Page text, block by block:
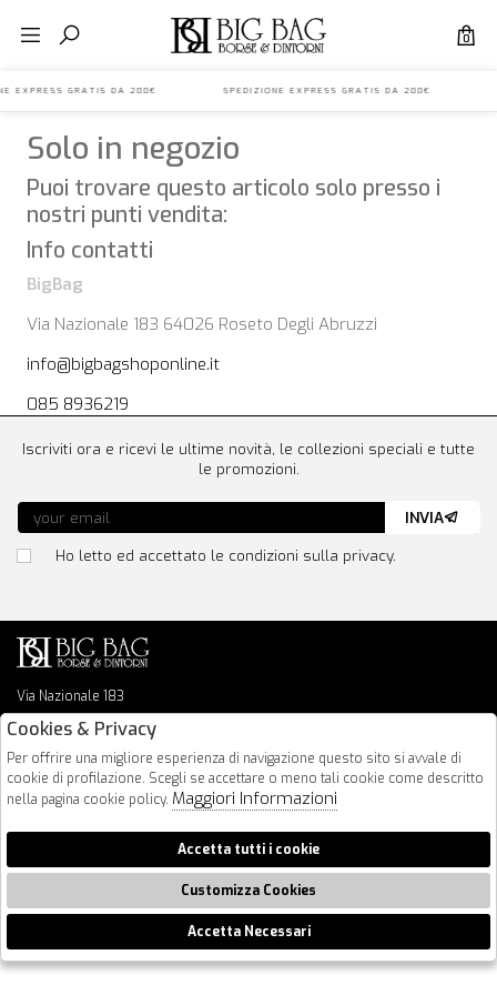
0
EXPRESS GRATIS DA 200€ SPEDIZIONE EXPRESS GRATIS DA
Solo in negozio
Puoi trovare questo articolo solo presso i
nostri punti vendita:
Info contatti
BigBag
Via Nazionale 183 64026 Roseto Degli Abruzzi
info@bigbagshoponline.it
085 8936219
Via Nazionale 183
64026 Roseto Degli Abruzzi
info@bigbagshoponline.it
follow us
Iscriviti ora e ricevi le ultime novità, le collezioni speciali e tutte
le promozioni.
Ho letto ed accettato le condizioni sulla privacy.
INVIA
2026 BigBag - P.iva : 00916940679 Powered by
🍪
Cookies & Privacy
Per offrire una migliore esperienza di navigazione questo sito si avvale di
cookie di profilazione. Scegli se accettare o meno tali cookie come descritto
nella pagina cookie policy. Maggiori Informazioni
Accetta tutti i cookie
Customizza Cookies
Accetta Necessari